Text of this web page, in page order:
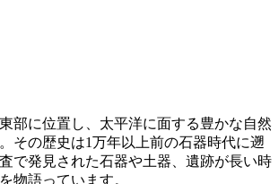
部に位置し、太平洋に面する豊かな自然
その歴史は1万年以上前の石器時代に遡
で発見された石器や土器、遺跡が長い時
物語っています。